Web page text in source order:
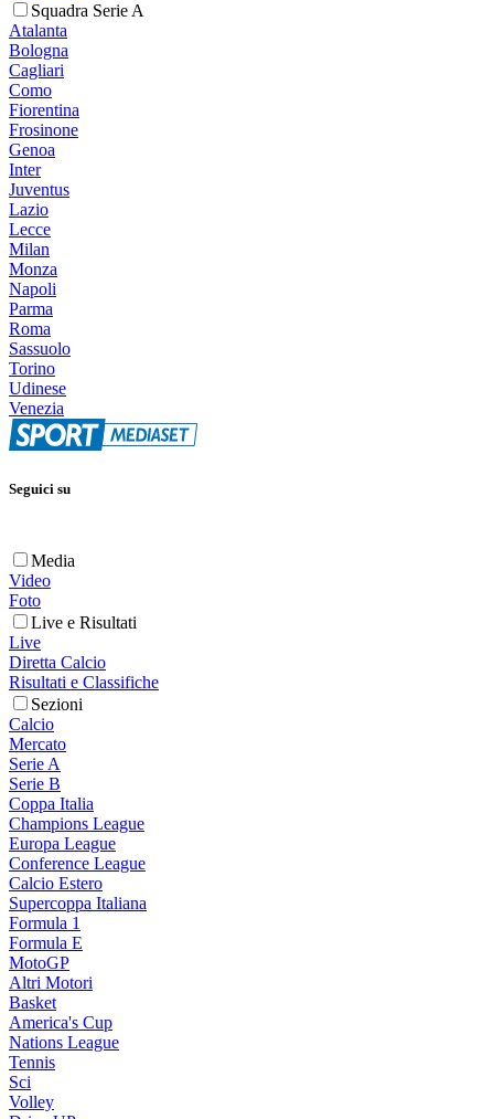
Squadra Serie A
Atalanta
Bologna
Cagliari
Como
Fiorentina
Frosinone
Genoa
Inter
Juventus
Lazio
Lecce
Milan
Monza
Napoli
Parma
Roma
Sassuolo
Torino
Udinese
Venezia
Seguici su
Media
Video
Foto
Live e Risultati
Live
Diretta Calcio
Risultati e Classifiche
Sezioni
Calcio
Mercato
Serie A
Serie B
Coppa Italia
Champions League
Europa League
Conference League
Calcio Estero
Supercoppa Italiana
Formula 1
Formula E
MotoGP
Altri Motori
Basket
America's Cup
Nations League
Tennis
Sci
Volley